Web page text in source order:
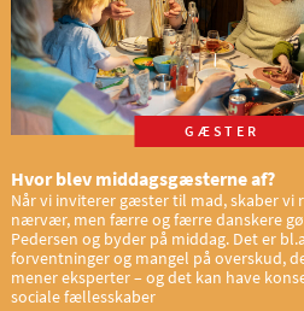
GÆSTER
Hvor blev middagsgæsterne af?
Når vi inviterer gæster til mad, skaber vi
nærvær, men færre og færre danskere
Pedersen og byder på middag. Det er
forventninger og mangel på overskud,
mener eksperter – og det kan have
sociale fællesskaber